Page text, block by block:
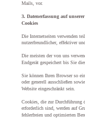
Mails, vor.
3. Datenerfassung auf
Cookies
Die Internetseiten verwenden
nutzerfreundlicher, effektiver
Die meisten der von uns
Endgerät gespeichert bis Sie
Sie können Ihren Browser so
oder generell ausschließen
Website eingeschränkt sein.
Cookies, die zur Durchführung
erforderlich sind, werden auf
fehlerfreien und optimierten